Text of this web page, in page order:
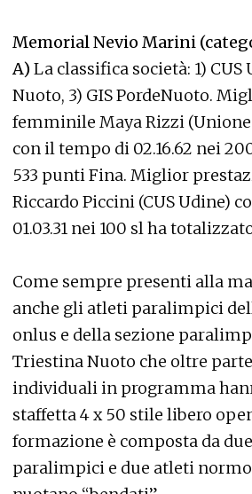
Memorial Nevio Marini
A) La classifica società: 1)
Nuoto, 3) GIS PordeNuoto.
femminile Maya Rizzi
con il tempo di 02.16.62 nei
533 punti Fina. Miglior
Riccardo Piccini (CUS Udine)
01.03.31 nei 100 sl ha
Come sempre presenti alla
anche gli atleti paralimpici
onlus e della sezione
Triestina Nuoto che oltre
individuali in programma
staffetta 4 x 50 stile libero
formazione è composta da
paralimpici e due atleti